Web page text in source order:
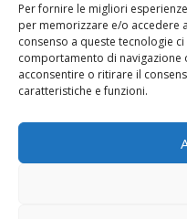
Per fornire le migliori
per memorizzare e/o accedere
consenso a queste tecnologie
comportamento di navigazione
acconsentire o ritirare il
caratteristiche e funzioni.